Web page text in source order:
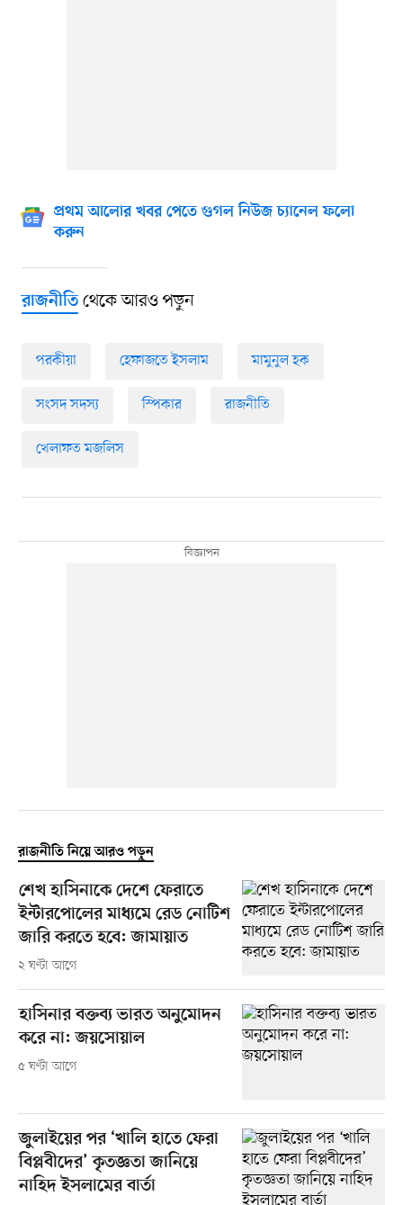
প্রথম আলোর খবর পেতে গুগল নিউজ চ্যানেল ফলো
করুন
রাজনীতিথেকে আরও পড়ুন
পরকীয়া হেফাজতে ইসলাম মামুনুল হক
সংসদ সদস্য স্পিকার রাজনীতি
খেলাফত মজলিস
রাজনীতি নিয়ে আরও পড়ুন
শেখ হাসিনাকে দেশে ফেরাতে
ইন্টারপোলের মাধ্যমে রেড নোটিশ
জারি করতে হবে: জামায়াত
২ ঘণ্টা আগে
হাসিনার বক্তব্য ভারত অনুমোদন
করে না: জয়সোয়াল
৫ ঘণ্টা আগে
জুলাইয়ের পর ‘খালি হাতে ফেরা
বিপ্লবীদের’ কৃতজ্ঞতা জানিয়ে
নাহিদ ইসলামের বার্তা